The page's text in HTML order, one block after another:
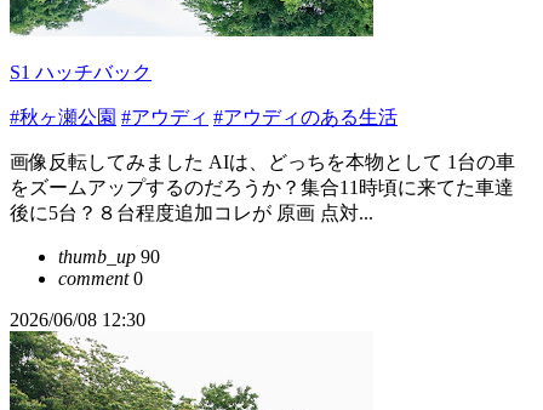
S1 ハッチバック
#秋ヶ瀬公園 #アウディ #アウディのある生活
画像反転してみました AIは、どっちを本物として 1台の車
をズームアップするのだろうか？集合11時頃に来てた車達
後に5台？８台程度追加コレが 原画 点対...
thumb_up 90
comment0
2026/06/08 12:30